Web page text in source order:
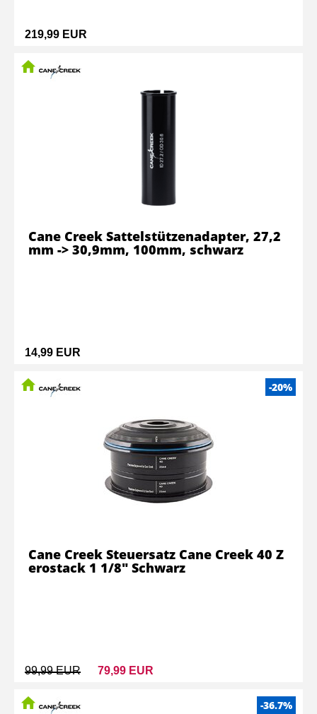
219,99 EUR
14,99 EUR
Cane Creek Sattelstützenadapter, 27,2
mm -> 30,9mm, 100mm, schwarz
-20%
99,99 EUR 79,99 EUR
Cane Creek Steuersatz Cane Creek 40 Z
erostack 1 1/8" Schwarz
-36.7%